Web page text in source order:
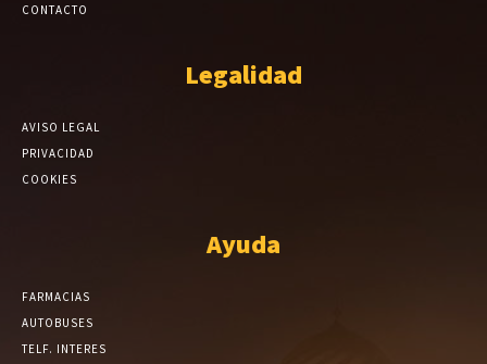
CONTACTO
Legalidad
AVISO LEGAL
PRIVACIDAD
COOKIES
Ayuda
FARMACIAS
AUTOBUSES
TELF. INTERES